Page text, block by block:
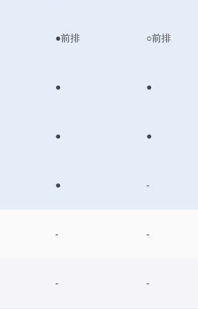
●前排 ○前排
● ●
● ●
● -
- -
- -